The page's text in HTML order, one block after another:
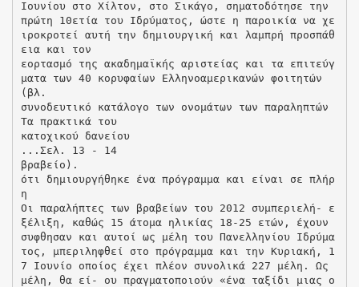
Ιουνίου στο Χίλτον, στο Σικάγο, σηματοδότησε την
πρώτη 10ετία του Ιδρύματος, ώστε η παροικία να χε
ιροκροτεί αυτή την δημιουργική και λαμπρή προσπάθ
εια και τον
εορτασμό της ακαδημαϊκής αριστείας και τα επιτεύγ
ματα των 40 κορυφαίων Ελληνοαμερικανών φοιτητών
(βλ.
συνοδευτικό κατάλογο των ονομάτων των παραληπτών
Τα πρακτικά του
κατοχικού δανείου
...Σελ. 13 - 14
βραβείο).
ότι δημιουργήθηκε ένα πρόγραμμα και είναι σε πλήρ
η
Οι παραλήπτες των βραβείων του 2012 συμπεριελή- ε
ξέλιξη, καθώς 15 άτομα ηλικίας 18-25 ετών, έχουν
συφθησαν και αυτοί ως μέλη του Πανελληνίου Ιδρύμα
τος, μπεριληφθεί στο πρόγραμμα και την Κυριακή, 1
7 Ιουνίο οποίος έχει πλέον συνολικά 227 μέλη. Ως
μέλη, θα εί- ου πραγματοποιούν «ένα ταξίδι μιας ο